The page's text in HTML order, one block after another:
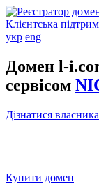
Клієнтська
укр eng
Домен l-
сервісом
Дізнатися
Купити домен